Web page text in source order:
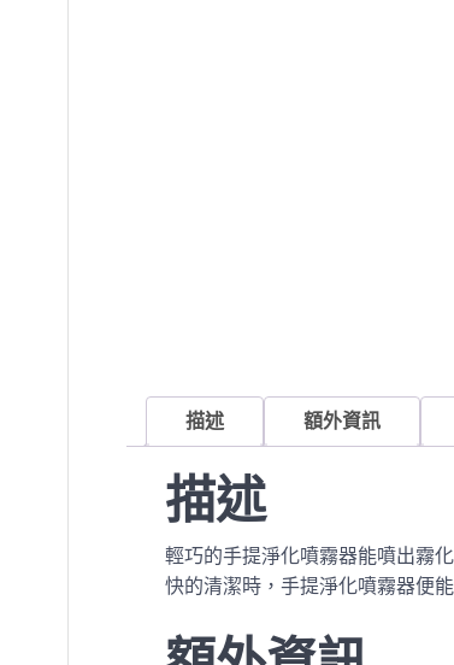
描述 額外資訊
描述
輕巧的手提淨化噴霧器能噴出霧
快的清潔時，手提淨化噴霧器便